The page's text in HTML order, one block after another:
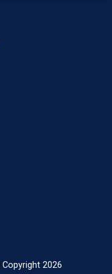
2026